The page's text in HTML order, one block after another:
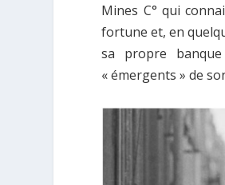
Mines C° qui
fortune et, en
sa propre
« émergents » de